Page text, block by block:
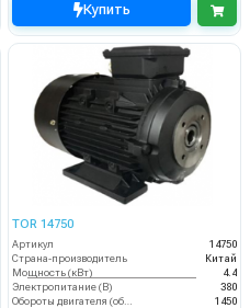
Купить
TOR 14750
Артикул
14750
Страна-производитель
Китай
Мощность (кВт)
4.4
Электропитание (В)
380
1450